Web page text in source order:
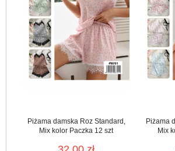
Piżama damska Roz Standard,
Mix kolor Paczka 12 szt
Piżama
Mix